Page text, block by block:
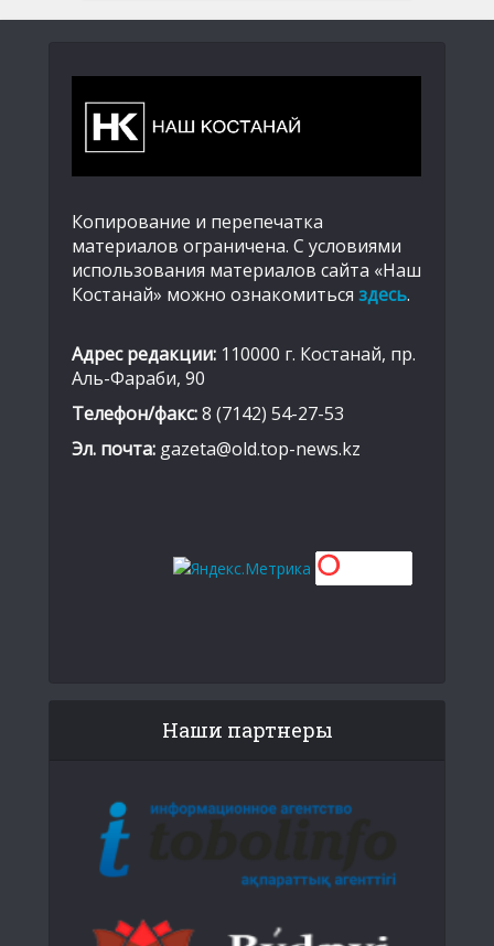
Копирование и перепечатка
материалов ограничена. С условиями
использования материалов сайта «Наш
Костанай» можно ознакомиться здесь.
Адрес редакции: 110000 г. Костанай, пр.
Аль-Фараби, 90
Телефон/факс:8 (7142) 54-27-53
Эл. почта: gazeta@old.top-news.kz
Наши партнеры